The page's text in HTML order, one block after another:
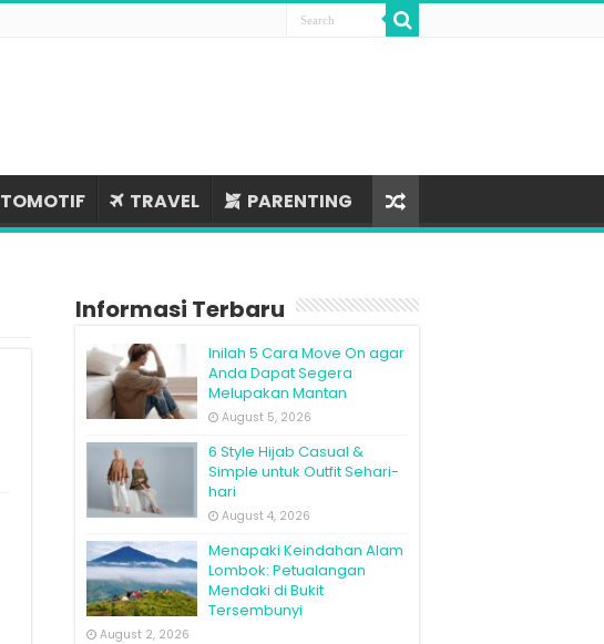
TRAVEL PARENTING
Informasi Terbaru
Inilah 5 Cara Move On agar
Anda Dapat Segera
Melupakan Mantan
August 5, 2026
6 Style Hijab Casual &
Simple untuk Outfit Sehari-
hari
August 4, 2026
Menapaki Keindahan Alam
Lombok: Petualangan
Mendaki di Bukit
Tersembunyi
August 2, 2026